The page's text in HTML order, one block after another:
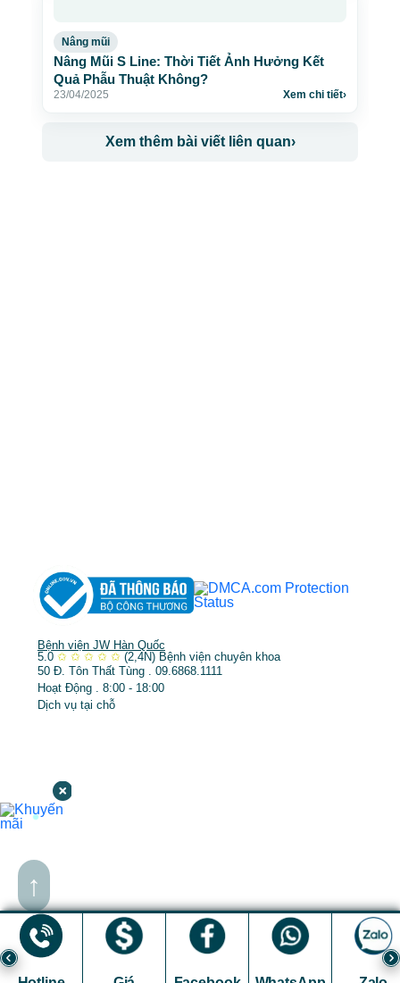
Nâng mũi
Nâng Mũi S Line: Thời Tiết Ảnh Hưởng Kết
Quả Phẫu Thuật Không?
23/04/2025 Xem chi tiết›
Xem thêm bài viết liên quan›
↑
Bệnh viện JW Hàn Quốc
5.0 ✩ ✩ ✩ ✩ ✩ (2,4N) Bệnh viện chuyên khoa
50 Đ. Tôn Thất Tùng . 09.6868.1111
Hoạt Động . 8:00 - 18:00
Dịch vụ tại chỗ